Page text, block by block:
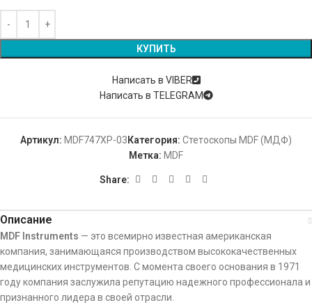
КУПИТЬ
Написать в VIBER
Написать в TELEGRAM
Артикул: MDF747XP-03Категория: Стетоскопы MDF (МДФ)
Метка: MDF
Share:
Описание
MDF Instruments — это всемирно известная американская
компания, занимающаяся производством высококачественных
медицинских инструментов. С момента своего основания в 1971
году компания заслужила репутацию надежного профессионала и
признанного лидера в своей отрасли.